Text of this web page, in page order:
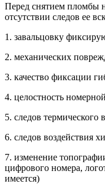
Перед снятием пломбы
отсутствии следов ее
1. завальцовку
2. механических
3. качество фиксации
4. целостность
5. следов термического
6. следов воздействия
7. изменение
цифрового номера,
имеется)